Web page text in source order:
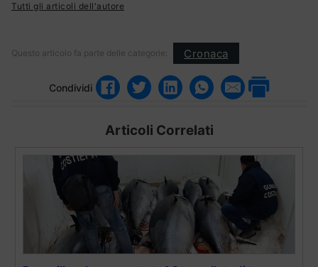
Tutti gli articoli dell'autore
Questo articolo fa parte delle categorie: Cronaca
Condividi
Articoli Correlati